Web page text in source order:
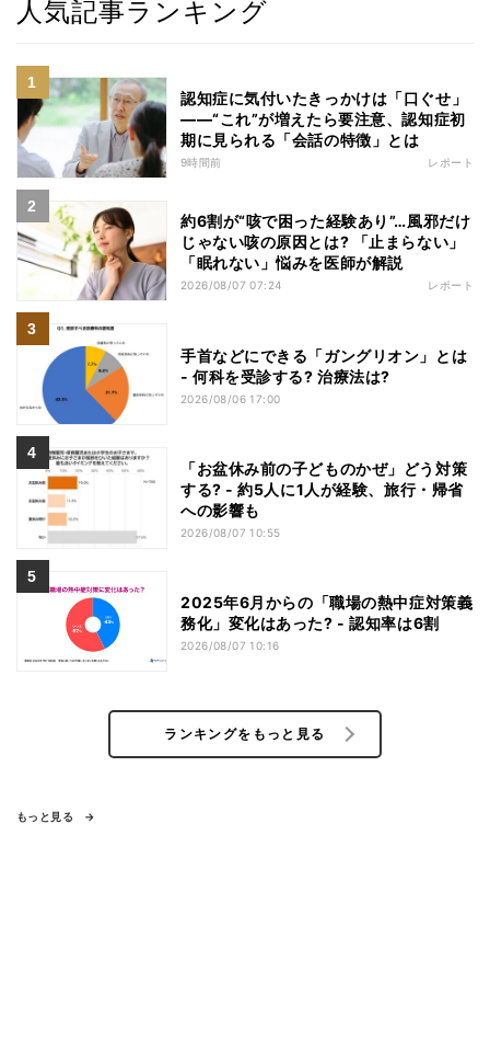
人気記事ランキング
認知症に気付いたきっかけは「口ぐせ」
――“これ”が増えたら要注意、認知症初
期に見られる「会話の特徴」とは
9時間前 レポート
約6割が“咳で困った経験あり”…風邪だけ
じゃない咳の原因とは? 「止まらない」
「眠れない」悩みを医師が解説
2026/08/07 07:24 レポート
手首などにできる「ガングリオン」とは
- 何科を受診する? 治療法は?
2026/08/06 17:00
「お盆休み前の子どものかぜ」どう対策
する? - 約5人に1人が経験、旅行・帰省
への影響も
2026/08/07 10:55
2025年6月からの「職場の熱中症対策義
務化」変化はあった? - 認知率は6割
2026/08/07 10:16
ランキングをもっと見る
もっと見る